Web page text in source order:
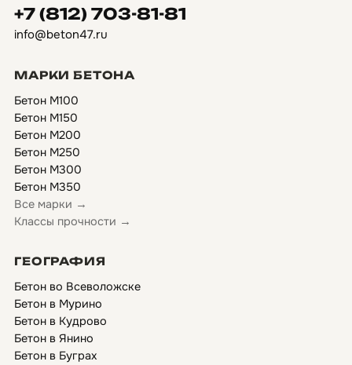
+7 (812) 703-81-81
info@beton47.ru
МАРКИ БЕТОНА
Бетон М100
Бетон М150
Бетон М200
Бетон М250
Бетон М300
Бетон М350
Все марки →
Классы прочности →
ГЕОГРАФИЯ
Бетон во Всеволожске
Бетон в Мурино
Бетон в Кудрово
Бетон в Янино
Бетон в Буграх